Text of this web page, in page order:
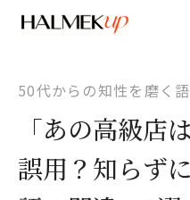
50代からの知性を磨く
「あの高級店
誤用？知らず